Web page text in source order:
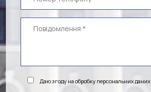
Даю згоду на обробку персональних даних